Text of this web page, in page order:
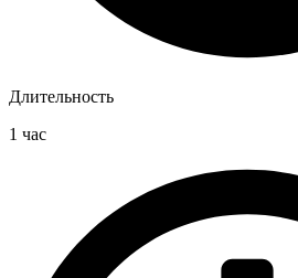
Длительность
1 час